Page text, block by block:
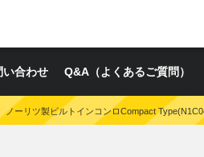
い合わせ Q&A（よくあるご質問）
ノーリツ製ビルトインコンロCompact